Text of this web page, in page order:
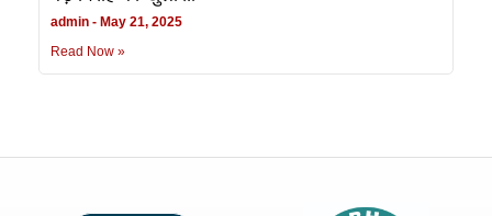
admin
May 21, 2025
Read Now »